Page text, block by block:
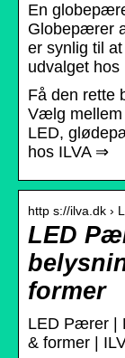
En
Globepærer
er synlig til
udvalget
Få den rette
Vælg mellem
LED,
hos ILVA ⇒
http s://ilva.dk ›
LED
former
LED Pærer |
& former |